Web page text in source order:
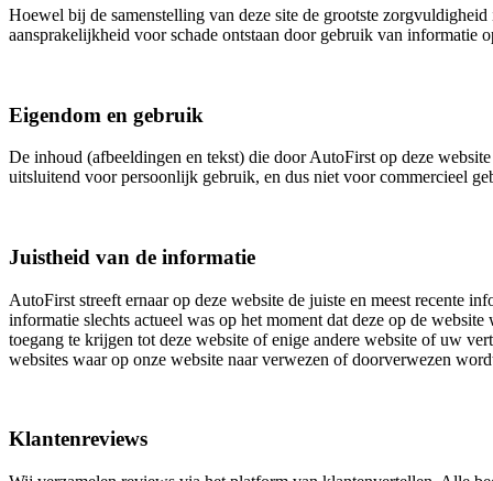
Hoewel bij de samenstelling van deze site de grootste
aansprakelijkheid voor schade ontstaan door gebruik van informatie
Eigendom en gebruik
De inhoud (afbeeldingen en tekst) die door AutoFirst op deze
uitsluitend voor persoonlijk gebruik, en dus niet voor commercieel
Juistheid van de informatie
AutoFirst streeft ernaar op deze website de juiste en meest recente
informatie slechts actueel was op het moment dat deze op de
toegang te krijgen tot deze website of enige andere website of uw
websites waar op onze website naar verwezen of doorverwezen
Klantenreviews